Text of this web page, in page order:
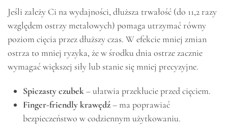
Jeśli zależy Ci na wydajności, dłuższa trwałość (do 11,2 razy
względem ostrzy metalowych) pomaga utrzymać równy
poziom cięcia przez dłuższy czas. W efekcie mniej zmian
ostrza to mniej ryzyka, że w środku dnia ostrze zacznie
wymagać większej siły lub stanie się mniej precyzyjne.
Spiczasty czubek– ułatwia przekłucie przed cięciem.
Finger-friendly krawędź– ma poprawiać
bezpieczeństwo w codziennym użytkowaniu.